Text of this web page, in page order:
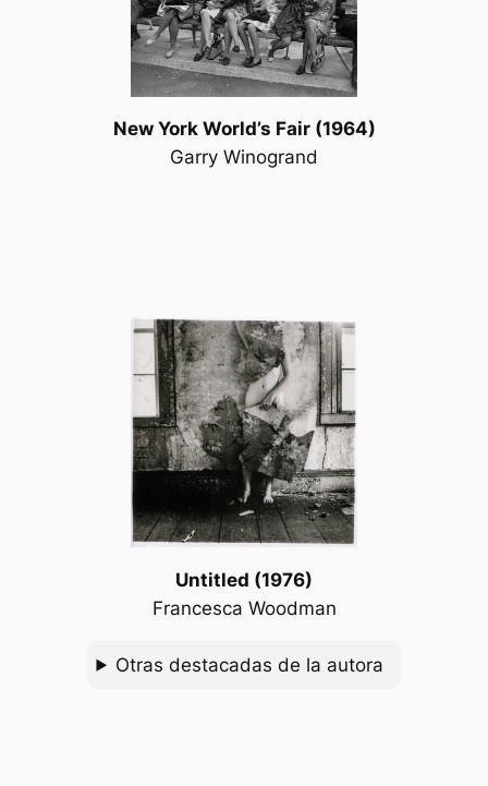
New York World’s Fair (1964)
Garry Winogrand
Untitled (1976)
Francesca Woodman
Otras destacadas de la autora